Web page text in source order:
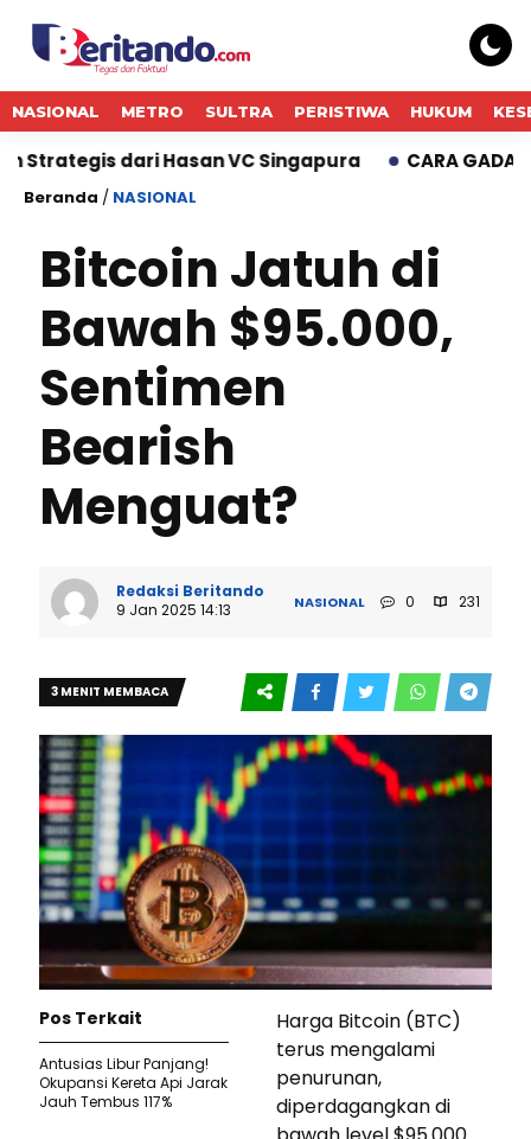
NASIONAL METRO SULTRA PERISTIWA HUKUM
dari Hasan VC Singapura CARA GADAI BARANG
Beranda / NASIONAL
Bitcoin Jatuh di
Bawah $95.000,
Sentimen
Bearish
Menguat?
Redaksi Beritando
9 Jan 2025 14:13
NASIONAL 0 231
3 MENIT MEMBACA
Harga Bitcoin (BTC)
terus mengalami
penurunan,
diperdagangkan di
Pos Terkait
Antusias Libur Panjang!
Okupansi Kereta Api Jarak
Jauh Tembus 117%